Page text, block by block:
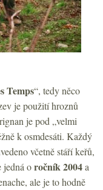
Temps“, tedy něco
je použití hroznů
je pod „velmi
k osmdesáti. Každý
včetně stáří keřů,
jedná oročník 2004a
ale je to hodně